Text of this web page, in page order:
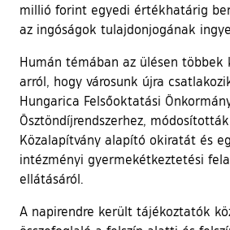
millió forint egyedi értékhatárig
az ingóságok tulajdonjogának
Humán témában az ülésen
arról, hogy városunk újra
Hungarica Felsőoktatási
Ösztöndíjrendszerhez,
Közalapítvány alapító okiratát és
intézményi gyermekétkeztetési
ellátásáról.
A napirendre került tájékoztatók